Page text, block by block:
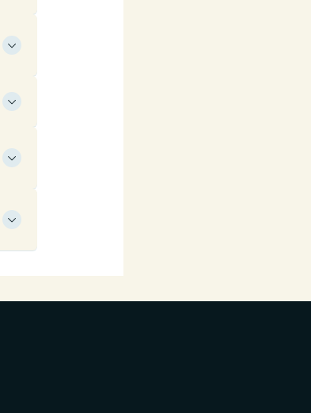



